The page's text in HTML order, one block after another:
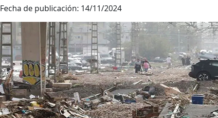
Fecha de publicación: 14/11/2024